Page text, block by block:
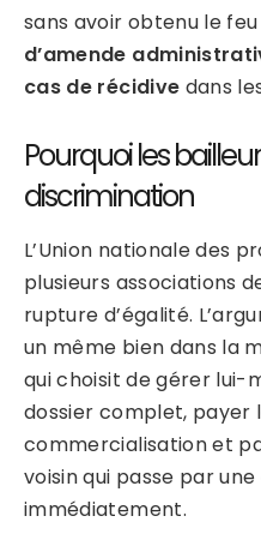
sans avoir obtenu le
d’amende
cas de récidive dans
Pourquoi les
discrimination
L’Union nationale des
plusieurs associations
rupture d’égalité.
un même bien dans la
qui choisit de gérer lui-
dossier complet, payer
commercialisation et
voisin qui passe par
immédiatement.